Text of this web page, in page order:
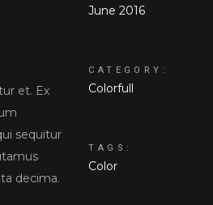
et. Ex
sequitur
decima.
June 2016
CATEGORY:
Colorfull
TAGS:
Color